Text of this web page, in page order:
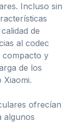
Incluso sin
de
al codec
compacto y
de los
ofrecían
algunos